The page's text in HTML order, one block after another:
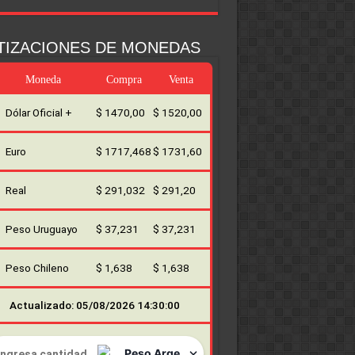
DE MONEDAS
Moneda Compra Venta
Dólar Oficial + $ 1470,00 $ 1520,00
Euro $ 1717,468$ 1731,60
Real $ 291,032 $ 291,20
Peso Uruguayo $ 37,231 $ 37,231
Peso Chileno $ 1,638 $ 1,638
Actualizado: 05/08/2026 14:30:00